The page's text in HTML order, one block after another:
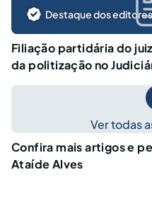
Destaque dos editores
Filiação partidária do
da politização no
Ver todas
Confira mais artigos e
Ataíde Alves